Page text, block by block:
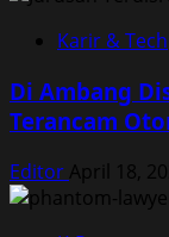
Karir & Tech
Di Ambang
Terancam
Editor April 18,